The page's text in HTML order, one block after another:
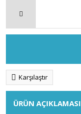
Karşılaştır
ÜRÜN AÇIKLAMASI